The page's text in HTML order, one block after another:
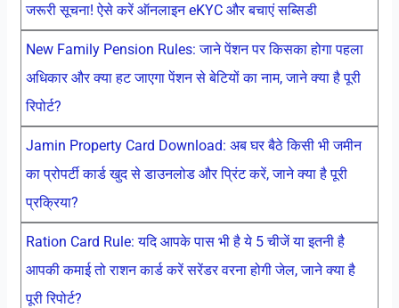
जरूरी सूचना! ऐसे करें ऑनलाइन eKYC और बचाएं सब्सिडी
New Family Pension Rules: जाने पेंशन पर किसका होगा पहला
अधिकार और क्या हट जाएगा पेंशन से बेटियों का नाम, जाने क्या है पूरी
रिपोर्ट?
Jamin Property Card Download: अब घर बैठे किसी भी जमीन
का प्रोपर्टी कार्ड खुद से डाउनलोड और प्रिंट करें, जाने क्या है पूरी
प्रक्रिया?
Ration Card Rule: यदि आपके पास भी है ये 5 चीजें या इतनी है
आपकी कमाई तो राशन कार्ड करें सरेंडर वरना होगी जेल, जाने क्या है
पूरी रिपोर्ट?